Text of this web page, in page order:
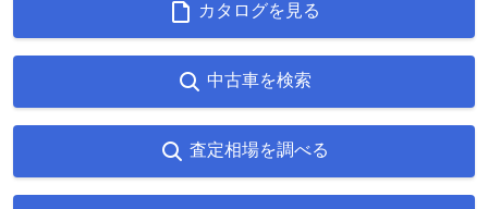
カタログを見る
中古車を検索
査定相場を調べる